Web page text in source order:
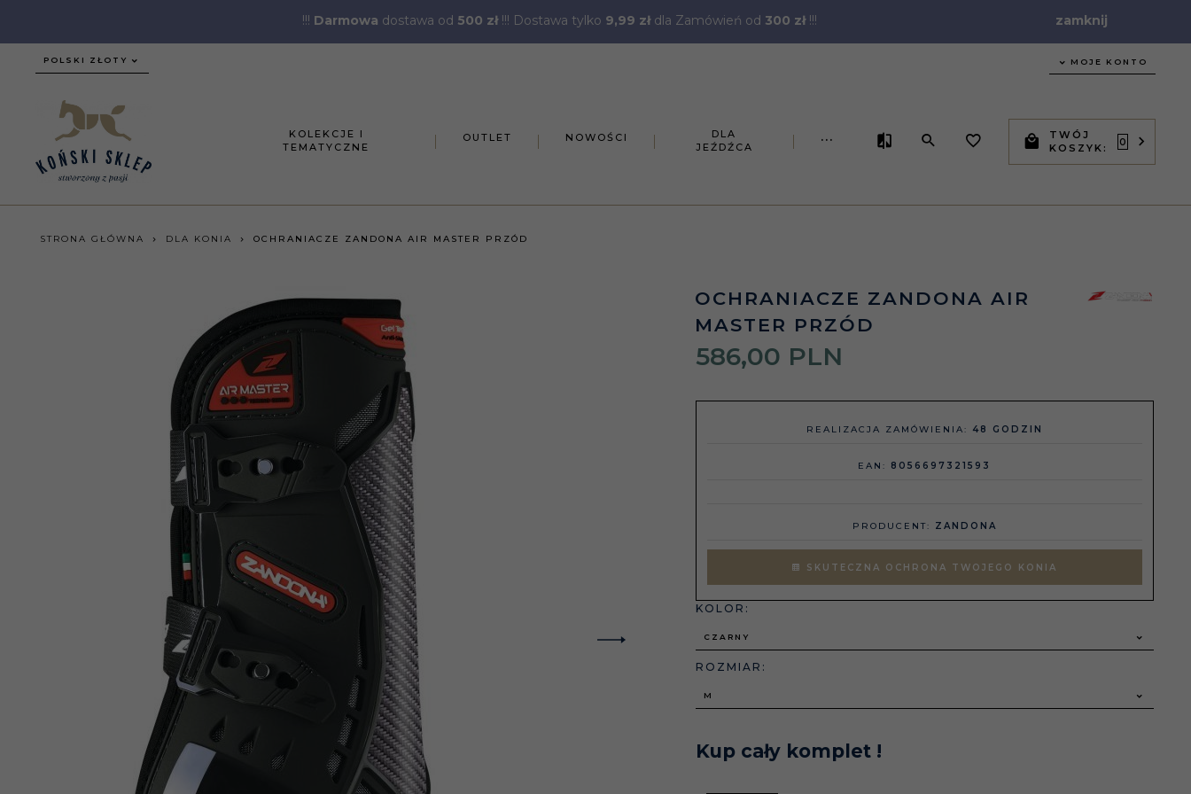
!!! Darmowa dostawa od 500 zł!!! Dostawa tylko 9,99 złdla Zamówień od 300 zł!!! zamknij
currency_h
POLSKI ZŁOTY MOJE KONTO
KOLEKCJE I
TEMATYCZNE
OUTLET NOWOŚCI
DLA
JEŹDŹCA
...
TWÓJ
KOSZYK:
0
STRONA GŁÓWNA DLA KONIA OCHRANIACZE ZANDONA AIR MASTER PRZÓD
OCHRANIACZE ZANDONA AIR
MASTER PRZÓD
586,00 PLN
REALIZACJA ZAMÓWIENIA: 48 GODZIN
EAN: 8056697321593
PRODUCENT: ZANDONA
SKUTECZNA OCHRONA TWOJEGO KONIA
KOLOR:
CZARNY
ROZMIAR:
M
Kup cały komplet !